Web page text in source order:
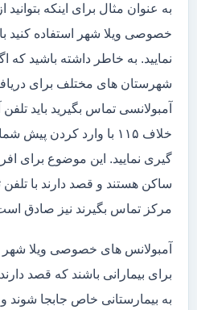
به عنوان مثال برای اینکه
خصوصی ویلا شهر استفاده کنید
نمایید. به خاطر داشته باشید که
شهرستان های مختلف برای
آمبولانسی تماس بگیرید باید
خلاف ۱۱۵ با وارد کردن
گیری نمایید. این موضوع برای
مرکز تماس بگیرند نیز صادق
آمبولانس های خصوصی ویلا
برای بیمارانی باشند که قصد
به بیمارستانی خاص جابجا شوند